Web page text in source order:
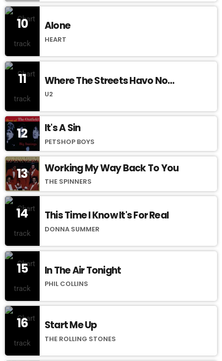
10 Alone
HEART
11
Where The Streets Havo No
Name
U2
12 It's A Sin
PETSHOP BOYS
13 Working My Way Back To You
THE SPINNERS
14 This Time I Know It's For Real
DONNA SUMMER
15 In The Air Tonight
PHIL COLLINS
16 Start Me Up
THE ROLLING STONES